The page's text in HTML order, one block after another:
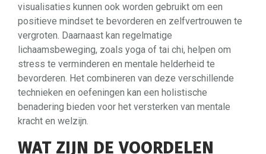
visualisaties kunnen ook worden gebruikt om een ​​
positieve mindset te bevorderen en zelfvertrouwen te
vergroten. Daarnaast kan regelmatige
lichaamsbeweging, zoals yoga of tai chi, helpen om
stress te verminderen en mentale helderheid te
bevorderen. Het combineren van deze verschillende
technieken en oefeningen kan een holistische
benadering bieden voor het versterken van mentale
kracht en welzijn.
WAT ZIJN DE VOORDELEN